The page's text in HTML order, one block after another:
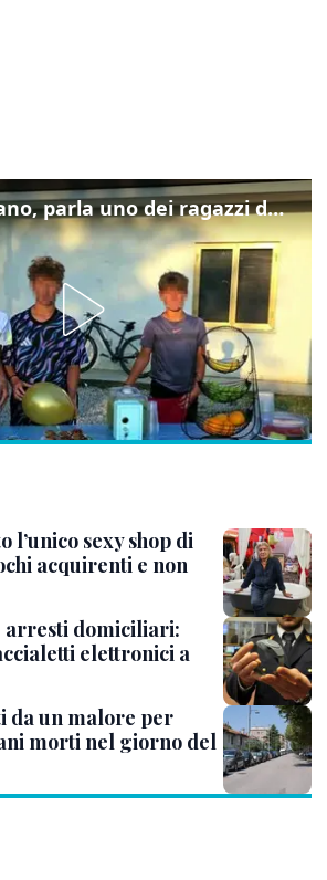
Caso Pradamano, parla uno dei ragazzi denunciati per la limonata: "Volevo anche aiutare i miei"
l’unico sexy shop di
acquirenti e non
arresti domiciliari:
elettronici a
da un malore per
morti nel giorno del